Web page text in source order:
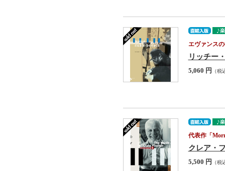
エヴァンス
リッチー
5,060 円 （税
代表作「
クレア・
5,500 円 （税